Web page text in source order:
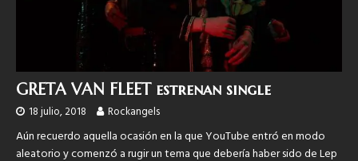
GRETA VAN FLEET estrenan single
18 julio, 2018 Rockangels
Aún recuerdo aquella ocasión en la que YouTube entró en modo
aleatorio y comenzó a rugir un tema que debería haber sido de Lep